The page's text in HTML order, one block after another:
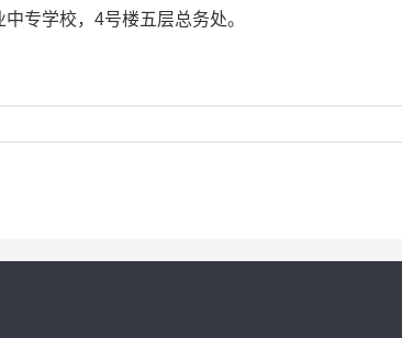
专学校，4号楼五层总务处。